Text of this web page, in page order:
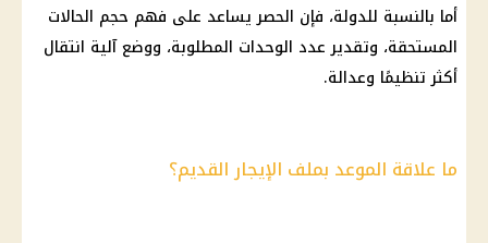
أما بالنسبة للدولة، فإن الحصر يساعد على فهم حجم الحالات
المستحقة، وتقدير عدد الوحدات المطلوبة، ووضع آلية انتقال
أكثر تنظيمًا وعدالة.
ما علاقة الموعد بملف الإيجار القديم؟